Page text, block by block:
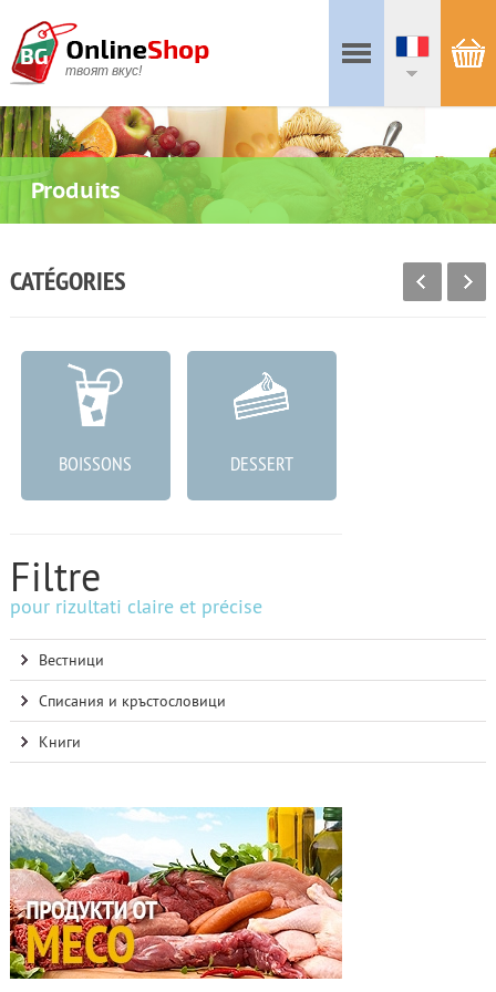
твоят вкус!
Produits
CATÉGORIES
BOISSONS DESSERT
Filtre
pour rizultati claire et précise
Вестници
Списания и кръстословици
Книги